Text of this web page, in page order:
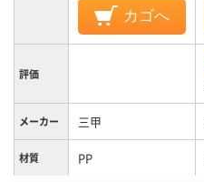
カゴへ
評価
メーカー 三甲
材質 PP